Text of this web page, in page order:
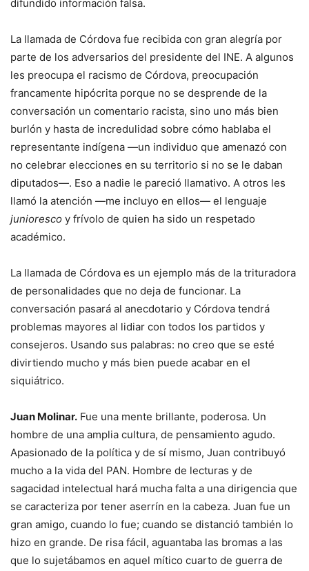
difundido información falsa.
La llamada de Córdova fue recibida con gran alegría por
parte de los adversarios del presidente del INE. A algunos
les preocupa el racismo de Córdova, preocupación
francamente hipócrita porque no se desprende de la
conversación un comentario racista, sino uno más bien
burlón y hasta de incredulidad sobre cómo hablaba el
representante indígena —un individuo que amenazó con
no celebrar elecciones en su territorio si no se le daban
diputados—. Eso a nadie le pareció llamativo. A otros les
llamó la atención —me incluyo en ellos— el lenguaje
junioresco y frívolo de quien ha sido un respetado
académico.
La llamada de Córdova es un ejemplo más de la trituradora
de personalidades que no deja de funcionar. La
conversación pasará al anecdotario y Córdova tendrá
problemas mayores al lidiar con todos los partidos y
consejeros. Usando sus palabras: no creo que se esté
divirtiendo mucho y más bien puede acabar en el
siquiátrico.
Juan Molinar. Fue una mente brillante, poderosa. Un
hombre de una amplia cultura, de pensamiento agudo.
Apasionado de la política y de sí mismo, Juan contribuyó
mucho a la vida del PAN. Hombre de lecturas y de
sagacidad intelectual hará mucha falta a una dirigencia que
se caracteriza por tener aserrín en la cabeza. Juan fue un
gran amigo, cuando lo fue; cuando se distanció también lo
hizo en grande. De risa fácil, aguantaba las bromas a las
que lo sujetábamos en aquel mítico cuarto de guerra de